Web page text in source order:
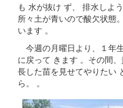
も 水が抜け ず、 排水しよ
所々土が青いので酸欠状態
います 。
今週の月曜日より、１年
に戻って きます 。その間
長した苗を見せてやりたい
ら。 。